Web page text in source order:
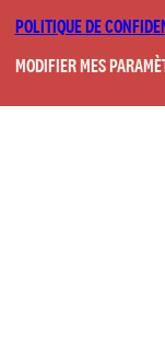
POLITIQUE DE
MODIFIER MES